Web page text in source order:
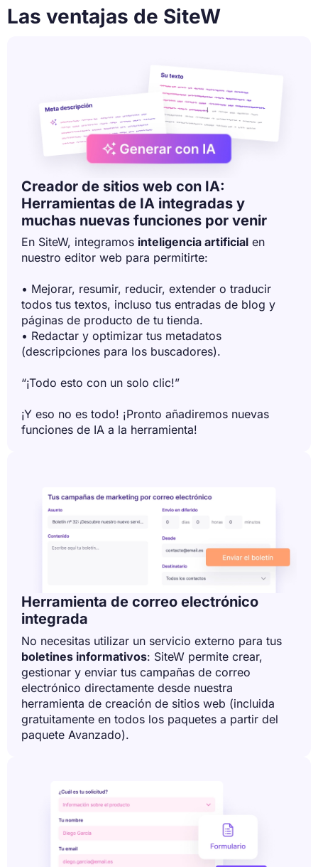
Las ventajas de SiteW
Creador de sitios web con IA:
Herramientas de IA integradas y
muchas nuevas funciones por venir
En SiteW, integramos inteligencia artificial en
nuestro editor web para permitirte:
• Mejorar, resumir, reducir, extender o traducir
todos tus textos, incluso tus entradas de blog y
páginas de producto de tu tienda.
• Redactar y optimizar tus metadatos
(descripciones para los buscadores).
“¡Todo esto con un solo clic!”
¡Y eso no es todo! ¡Pronto añadiremos nuevas
funciones de IA a la herramienta!
Herramienta de correo electrónico
integrada
No necesitas utilizar un servicio externo para tus
boletines informativos: SiteW permite crear,
gestionar y enviar tus campañas de correo
electrónico directamente desde nuestra
herramienta de creación de sitios web (incluida
gratuitamente en todos los paquetes a partir del
paquete Avanzado).